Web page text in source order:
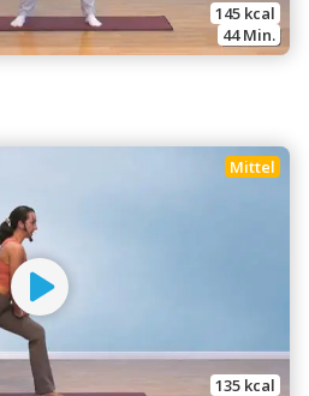
145 kcal
44 Min.
Mittel
135 kcal